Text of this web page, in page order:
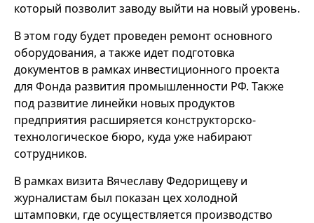
который позволит заводу выйти на новый уровень.
В этом году будет проведен ремонт основного
оборудования, а также идет подготовка
документов в рамках инвестиционного проекта
для Фонда развития промышленности РФ. Также
под развитие линейки новых продуктов
предприятия расширяется конструкторско-
технологическое бюро, куда уже набирают
сотрудников.
В рамках визита Вячеславу Федорищеву и
журналистам был показан цех холодной
штамповки, где осуществляется производство